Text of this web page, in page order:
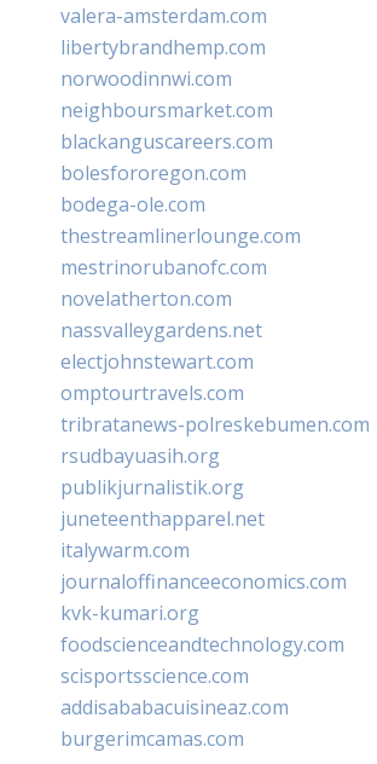
valera-amsterdam.com
libertybrandhemp.com
norwoodinnwi.com
neighboursmarket.com
blackanguscareers.com
bolesfororegon.com
bodega-ole.com
thestreamlinerlounge.com
mestrinorubanofc.com
novelatherton.com
nassvalleygardens.net
electjohnstewart.com
omptourtravels.com
tribratanews-polreskebumen.com
rsudbayuasih.org
publikjurnalistik.org
juneteenthapparel.net
italywarm.com
journaloffinanceeconomics.com
kvk-kumari.org
foodscienceandtechnology.com
scisportsscience.com
addisababacuisineaz.com
burgerimcamas.com